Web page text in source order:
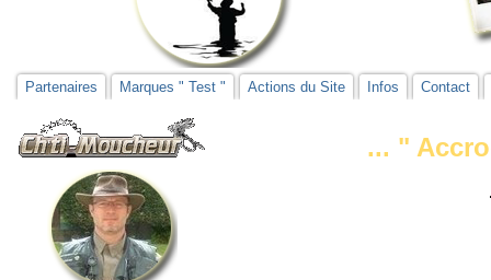
Partenaires Marques " Test " Actions du Site Infos Contact
... "